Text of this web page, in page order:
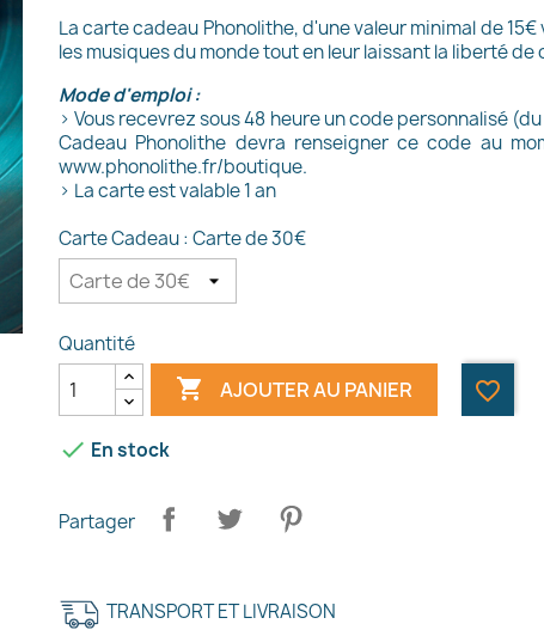
La carte cadeau Phonolithe, d'une valeur minimal de
les musiques du monde tout en leur laissant la liberté
Mode d'emploi :
> Vous recevrez sous 48 heure un code personnalisé
Cadeau Phonolithe devra renseigner ce code au
www.phonolithe.fr/boutique.
> La carte est valable 1 an
Carte Cadeau : Carte de 30€
Quantité
 AJOUTER AU PANIER favorite_border
 En stock
Partager
TRANSPORT ET LIVRAISON